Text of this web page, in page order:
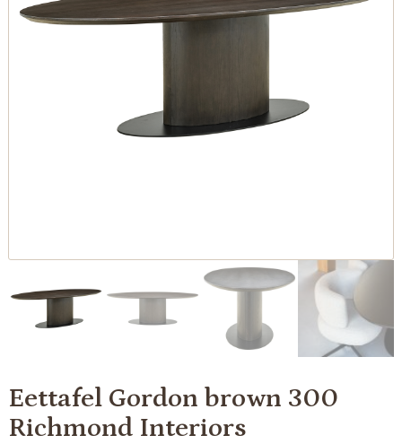
Eettafel Gordon brown 300
Richmond Interiors